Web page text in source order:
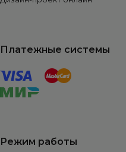
Платежные системы
Режим работы